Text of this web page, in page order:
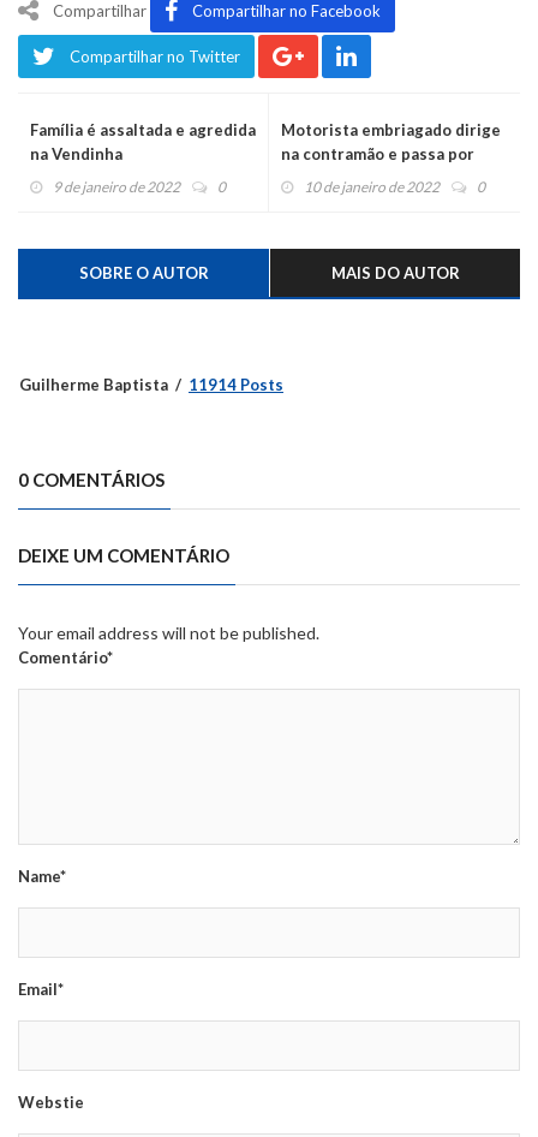
Compartilhar Compartilhar no Facebook
Compartilhar no Twitter
Família é assaltada e agredida
na Vendinha
9 de janeiro de 2022 0
Motorista embriagado dirige
na contramão e passa por
sinais vermelhos
10 de janeiro de 2022 0
SOBRE O AUTOR MAIS DO AUTOR
Guilherme Baptista 11914 Posts
0 COMENTÁRIOS
DEIXE UM COMENTÁRIO
Your email address will not be published.
Comentário*
Name*
Email*
Webstie